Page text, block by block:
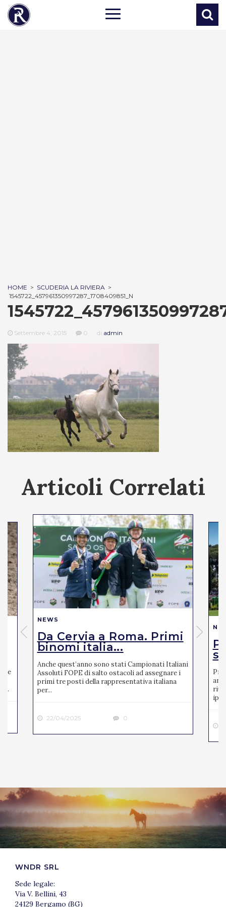
HOME > SCUDERIA LA RIVIERA >
1545722_457961350997287_1708409851_N
Settembre 4, 2015 0 di admin
Articoli Correlati
...
NEWS
Da Cervia a Roma. Primi
binomi italia...
Anche quest’anno sono stati Campionati Italiani
Assoluti FOPE di salto ostacoli ad assegnare i
primi tre posti della rappresentativa italiana
per...
22/04/2025 0
WNDR SRL
Sede legale:
Via V. Bellini, 43
24129 Bergamo (BG)